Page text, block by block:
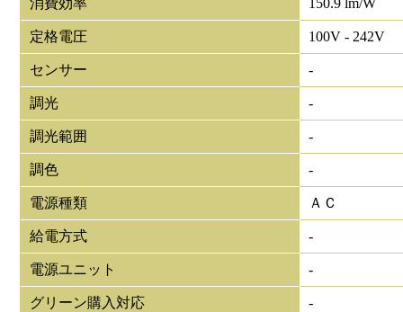
消費効率 150.9 lm/W
定格電圧 100V - 242V
センサー -
調光 -
調光範囲 -
調色 -
電源種類 ＡＣ
給電方式 -
電源ユニット -
グリーン購入対応 -